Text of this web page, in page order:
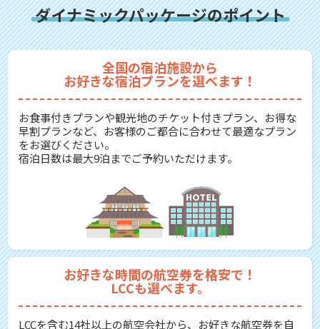
ダイナミックパッケージのポイント
全国の宿泊施設から
お好きな宿泊プランを選べます！
お食事付きプランや観光地のチケット付きプラン、お得な
早割プランなど、お客様のご都合に合わせて最適なプラン
をお選びください。
宿泊日数は最大9泊までご予約いただけます。
お好きな時間の航空券を格安で！
LCCも選べます。
LCCを含む14社以上の航空会社から、お好きな航空券を自